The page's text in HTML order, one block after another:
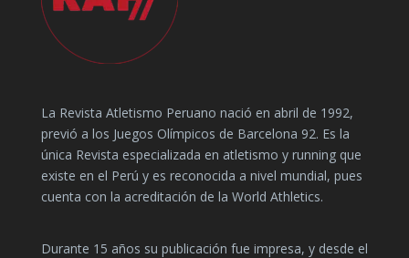
La Revista Atletismo Peruano nació en abril de 1992,
previó a los Juegos Olímpicos de Barcelona 92. Es la
única Revista especializada en atletismo y running que
existe en el Perú y es reconocida a nivel mundial, pues
cuenta con la acreditación de la World Athletics.
Durante 15 años su publicación fue impresa, y desde el